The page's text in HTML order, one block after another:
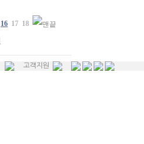
16 17 18
고객지원